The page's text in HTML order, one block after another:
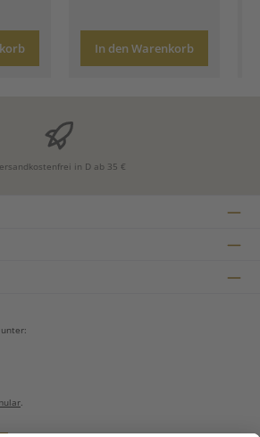
In den Warenkorb
in D ab 35 €
.